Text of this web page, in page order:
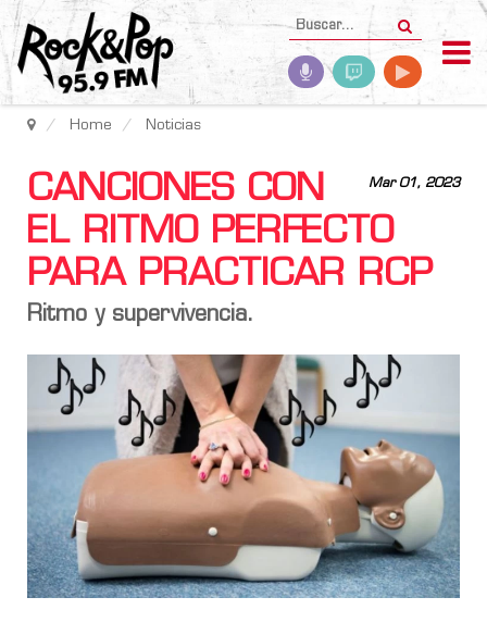
Home Noticias
Mar 01, 2023
CANCIONES CON
EL RITMO PERFECTO
PARA PRACTICAR RCP
Ritmo y supervivencia.